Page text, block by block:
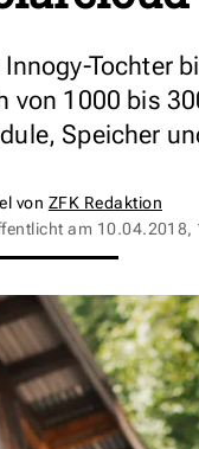
Innogy-Tochter
von 1000 bis
Speicher
von ZFK Redaktion
am 10.04.2018,